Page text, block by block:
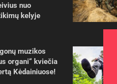
nuo
kelyje
muzikos
organi“ kviečia
Kėdainiuose!